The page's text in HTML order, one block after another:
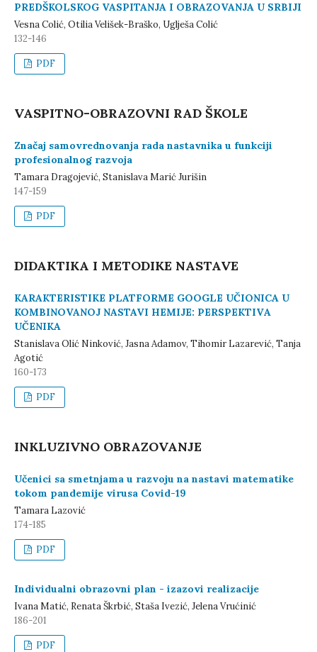
PREDŠKOLSKOG VASPITANJA I OBRAZOVANJA U SRBIJI
Vesna Colić, Otilia Velišek-Braško, Uglješa Colić
132-146
PDF
VASPITNO-OBRAZOVNI RAD ŠKOLE
Značaj samovrednovanja rada nastavnika u funkciji
profesionalnog razvoja
Tamara Dragojević, Stanislava Marić Jurišin
147-159
PDF
DIDAKTIKA I METODIKE NASTAVE
KARAKTERISTIKE PLATFORME GOOGLE UČIONICA U
KOMBINOVANOJ NASTAVI HEMIJE: PERSPEKTIVА
UČENIKA
Stanislava Olić Ninković, Jasna Adamov, Tihomir Lazarević, Tanja
Agotić
160-173
PDF
INKLUZIVNO OBRAZOVANJE
Učenici sa smetnjama u razvoju na nastavi matematike
tokom pandemije virusa Covid-19
Tamara Lazović
174-185
PDF
Individualni obrazovni plan - izazovi realizacije
Ivana Matić, Renata Škrbić, Staša Ivezić, Jelena Vrućinić
186-201
PDF